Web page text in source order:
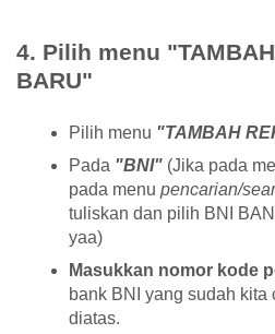
4. Pilih menu
BARU"
Pilih menu "TAMBAH
Pada "BNI" (Jika pada
pada menu pencarian/
tuliskan dan pilih BNI
yaa)
Masukkan nomor kode
bank BNI yang sudah
diatas.